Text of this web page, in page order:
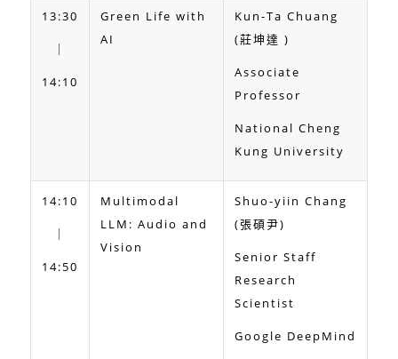
13:30
｜
14:10
Green Life with
AI
Kun-Ta Chuang
(莊坤達 )
Associate
Professor
National Cheng
Kung University
14:10
｜
14:50
Multimodal
LLM: Audio and
Vision
Shuo-yiin Chang
(張碩尹)
Senior Staff
Research
Scientist
Google DeepMind